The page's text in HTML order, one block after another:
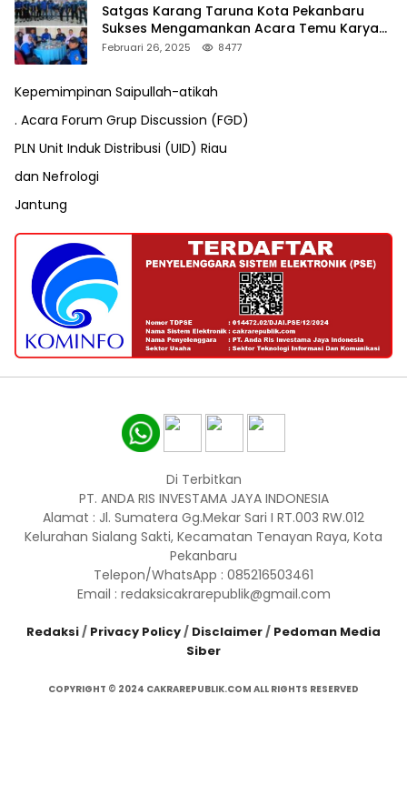
Satgas Karang Taruna Kota Pekanbaru
Sukses Mengamankan Acara Temu Karya
VII Karang Taruna Pekanbaru
Februari 26, 2025 8477
Kepemimpinan Saipullah-atikah
. Acara Forum Grup Discussion (FGD)
PLN Unit Induk Distribusi (UID) Riau
dan Nefrologi
Jantung
Di Terbitkan
PT. ANDA RIS INVESTAMA JAYA INDONESIA
Alamat : Jl. Sumatera Gg.Mekar Sari I RT.003 RW.012
Kelurahan Sialang Sakti, Kecamatan Tenayan Raya, Kota
Pekanbaru
Telepon/WhatsApp : 085216503461
Email : redaksicakrarepublik@gmail.com
Redaksi/ Privacy Policy/ Disclaimer/ Pedoman Media
Siber
COPYRIGHT © 2024 CAKRAREPUBLIK.COM ALL RIGHTS RESERVED